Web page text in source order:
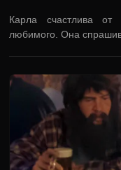
Карла счастлива
любимого. Она